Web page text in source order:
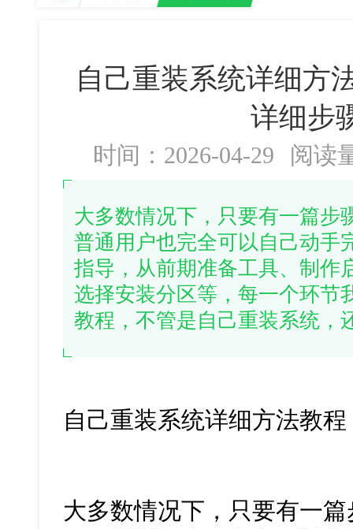
自己重装系统详细方
详细步
时间：2026-04-29 阅读
大多数情况下，只要有一篇步
普通用户也完全可以自己动手
指导，从前期准备工具、制作
选择安装分区等，每一个环节
教程，不管是自己重装系统，
自己重装系统详细方法教程
大多数情况下，只要有一